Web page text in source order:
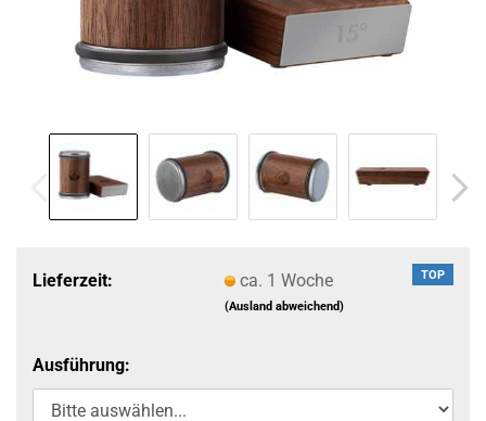
TOP
Lieferzeit: ca. 1 Woche
(Ausland abweichend)
Ausführung: